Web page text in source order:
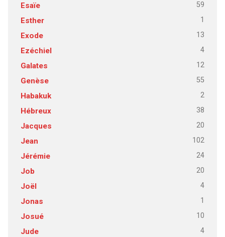
Esaïe 59
Esther 1
Exode 13
Ezéchiel 4
Galates 12
Genèse 55
Habakuk 2
Hébreux 38
Jacques 20
Jean 102
Jérémie 24
Job 20
Joël 4
Jonas 1
Josué 10
Jude 4